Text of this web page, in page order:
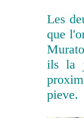
Les
que
ils la
pieve.